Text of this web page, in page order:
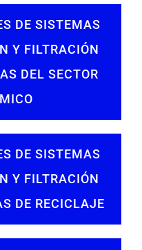
DE SISTEMAS
Y FILTRACIÓN
DEL SECTOR
DE SISTEMAS
Y FILTRACIÓN
DE RECICLAJE